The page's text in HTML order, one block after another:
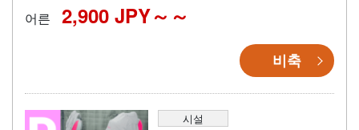
어른 2,900 JPY～
비축
시설